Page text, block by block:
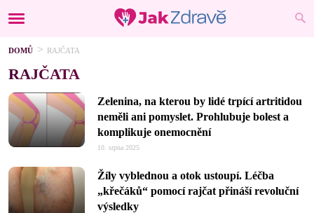
DOMŮ RAJČATA
RAJČATA
Zelenina, na kterou by lidé trpící artritidou
neměli ani pomyslet. Prohlubuje bolest a
komplikuje onemocnění
10. srpna 2025
Žíly vyblednou a otok ustoupí. Léčba
„křečáků“ pomocí rajčat přináší revoluční
výsledky